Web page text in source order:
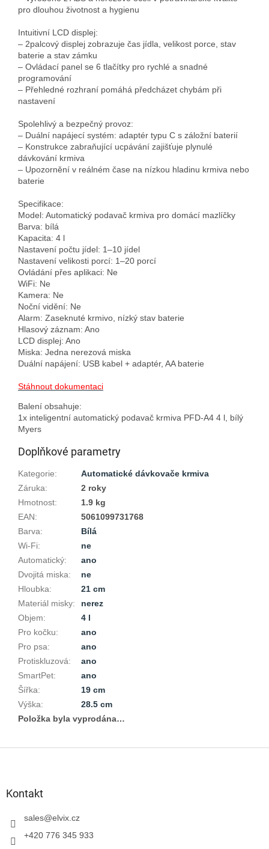
pro dlouhou životnost a hygienu
Intuitivní LCD displej:
– 2palcový displej zobrazuje čas jídla, velikost porce, stav
baterie a stav zámku
– Ovládací panel se 6 tlačítky pro rychlé a snadné
programování
– Přehledné rozhraní pomáhá předcházet chybám při
nastavení
Spolehlivý a bezpečný provoz:
– Duální napájecí systém: adaptér typu C s záložní baterií
– Konstrukce zabraňující ucpávání zajišťuje plynulé
dávkování krmiva
– Upozornění v reálném čase na nízkou hladinu krmiva nebo
baterie
Specifikace:
Model: Automatický podavač krmiva pro domácí mazlíčky
Barva: bílá
Kapacita: 4 l
Nastavení počtu jídel: 1–10 jídel
Nastavení velikosti porcí: 1–20 porcí
Ovládání přes aplikaci: Ne
WiFi: Ne
Kamera: Ne
Noční vidění: Ne
Alarm: Zaseknuté krmivo, nízký stav baterie
Hlasový záznam: Ano
LCD displej: Ano
Miska: Jedna nerezová miska
Duální napájení: USB kabel + adaptér, AA baterie
Stáhnout dokumentaci
Balení obsahuje:
1x inteligentní automatický podavač krmiva PFD-A4 4 l, bílý
Doplňkové parametry
Kategorie:
Automatické dávkovače krmiva
Záruka:
2 roky
Hmotnost:
1.9 kg
EAN:
5061099731768
Barva:
Bílá
Wi-Fi:
ne
Automatický:
ano
Dvojitá miska:
ne
Hloubka:
21 cm
Materiál misky:
nerez
Objem:
4 l
Pro kočku:
ano
Pro psa:
ano
Protiskluzová:
ano
SmartPet:
ano
Šířka:
19 cm
Výška:
28.5 cm
Položka byla vyprodána…
Kontakt
sales@elvix.cz
+420 776 345 933